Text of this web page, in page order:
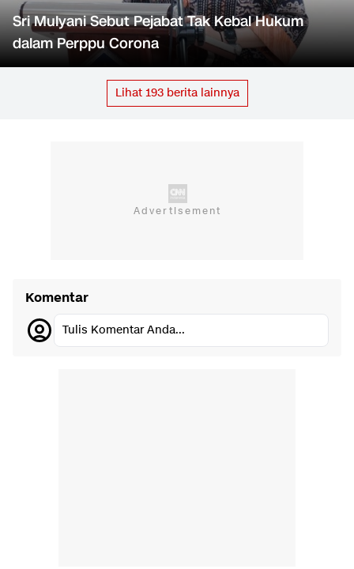
Sri Mulyani Sebut Pejabat Tak Kebal Hukum
dalam Perppu Corona
Lihat 193berita lainnya
Komentar
Tulis Komentar Anda...